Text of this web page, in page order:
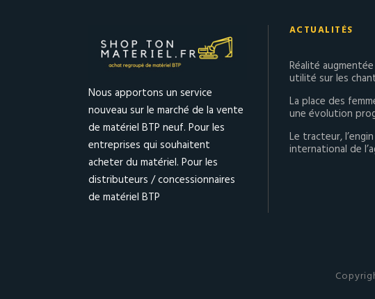
Nous apportons un service
nouveau sur le marché de la vente
de matériel BTP neuf. Pour les
entreprises qui souhaitent
acheter du matériel. Pour les
distributeurs / concessionnaires
de matériel BTP
ACTUALITÉS
Réalité
utilité sur les
La place des
une évolution
Le tracteur,
international de